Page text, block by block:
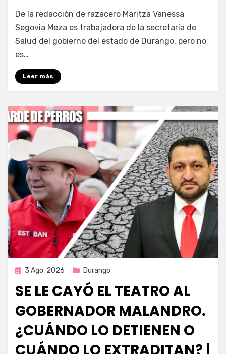
por Fernando Miranda Servín
De la redacción de razacero Maritza Vanessa
Segovia Meza es trabajadora de la secretaría de
Salud del gobierno del estado de Durango, pero no
es…
Leer más
Publicada
3 Ago, 2026 Durango
SE LE CAYÓ EL TEATRO AL
GOBERNADOR MALANDRO.
¿CUÁNDO LO DETIENEN O